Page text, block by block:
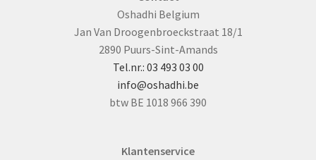
Oshadhi Belgium
Jan Van Droogenbroeckstraat 18/1
2890 Puurs-Sint-Amands
Tel.nr.: 03 493 03 00
info@oshadhi.be
btw BE 1018 966 390
Klantenservice